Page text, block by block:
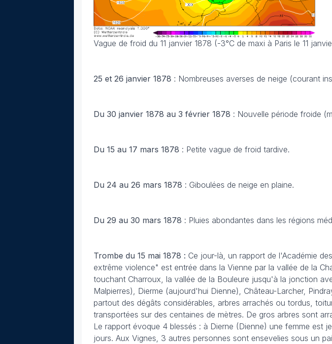
Vague de froid du 11 janvier 1878 (-3°C de maxi à Paris le 11
25 et 26 janvier 1878 : Nombreuses averses de neige (courant
Du 30 janvier 1878 au 3 février 1878 : Nouvelle période froide
Du 15 au 17 mars 1878 : Petite vague de froid tardive.
Du 24 au 26 mars 1878 : Giboulées de neige en plaine.
Du 29 au 30 mars 1878 : Pluies abondantes dans les régions
Trombe du 15 mai 1878 : Ce jour-là, un rapport de l'Académie
extrême violence" est entrée dans la Vienne par la vallée de la
touchant Charroux, la vallée de la Bouleure jusqu'à la jonction
Malpierres), Dierme (aujourd'hui Dienne), Château-Larcher,
partout des dégâts considérables, arbres arrachés ou tordus,
transportées sur des centaines de mètres. De gros arbres sont
Le rapport évoque 4 blessés : à Dierne (Dienne) une femme est
jours. Aux Vignes, 3 autres personnes sont ensevelies sous un